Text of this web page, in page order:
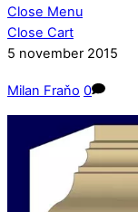
Close Menu
Close Cart
5 november 2015
Milan Fraňo 0